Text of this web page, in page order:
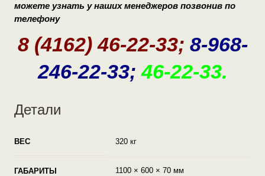
можете узнать у наших менеджеров позвонив по
телефону
8 (4162) 46-22-33; 8-968-
246-22-33; 46-22-33.
Детали
ВЕС 320 кг
ГАБАРИТЫ 1100 × 600 × 70 мм